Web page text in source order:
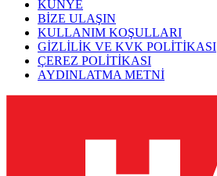
KÜNYE
BİZE ULAŞIN
KULLANIM KOŞULLARI
GİZLİLİK VE KVK POLİTİKASI
ÇEREZ POLİTİKASI
AYDINLATMA METNİ